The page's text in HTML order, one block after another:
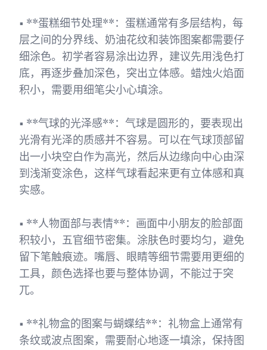
• **蛋糕细节处理**：蛋糕通常有多层结构，每
层之间的分界线、奶油花纹和装饰图案都需要仔
细涂色。初学者容易涂出边界，建议先用浅色打
底，再逐步叠加深色，突出立体感。蜡烛火焰面
积小，需要用细笔尖小心填涂。
• **气球的光泽感**：气球是圆形的，要表现出
光滑有光泽的质感并不容易。可以在气球顶部留
出一小块空白作为高光，然后从边缘向中心由深
到浅渐变涂色，这样气球看起来更有立体感和真
实感。
• **人物面部与表情**：画面中小朋友的脸部面
积较小，五官细节密集。涂肤色时要均匀，避免
留下笔触痕迹。嘴唇、眼睛等细节需要用更细的
工具，颜色选择也要与整体协调，不能过于突
兀。
• **礼物盒的图案与蝴蝶结**：礼物盒上通常有
条纹或波点图案，需要耐心地逐一填涂，保持图